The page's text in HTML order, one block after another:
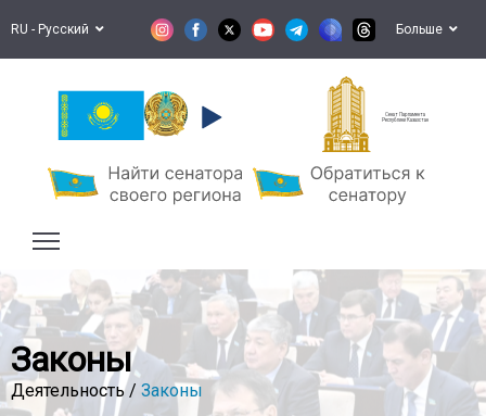
RU - Русский Больше
Сенат Парламента
Республики Казахстан
Законы
Деятельность / Законы